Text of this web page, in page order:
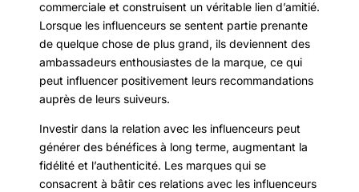
commerciale et construisent un véritable lien d’amitié.
Lorsque les influenceurs se sentent partie prenante
de quelque chose de plus grand, ils deviennent des
ambassadeurs enthousiastes de la marque, ce qui
peut influencer positivement leurs recommandations
auprès de leurs suiveurs.
Investir dans la relation avec les influenceurs peut
générer des bénéfices à long terme, augmentant la
fidélité et l’authenticité. Les marques qui se
consacrent à bâtir ces relations avec les influenceurs